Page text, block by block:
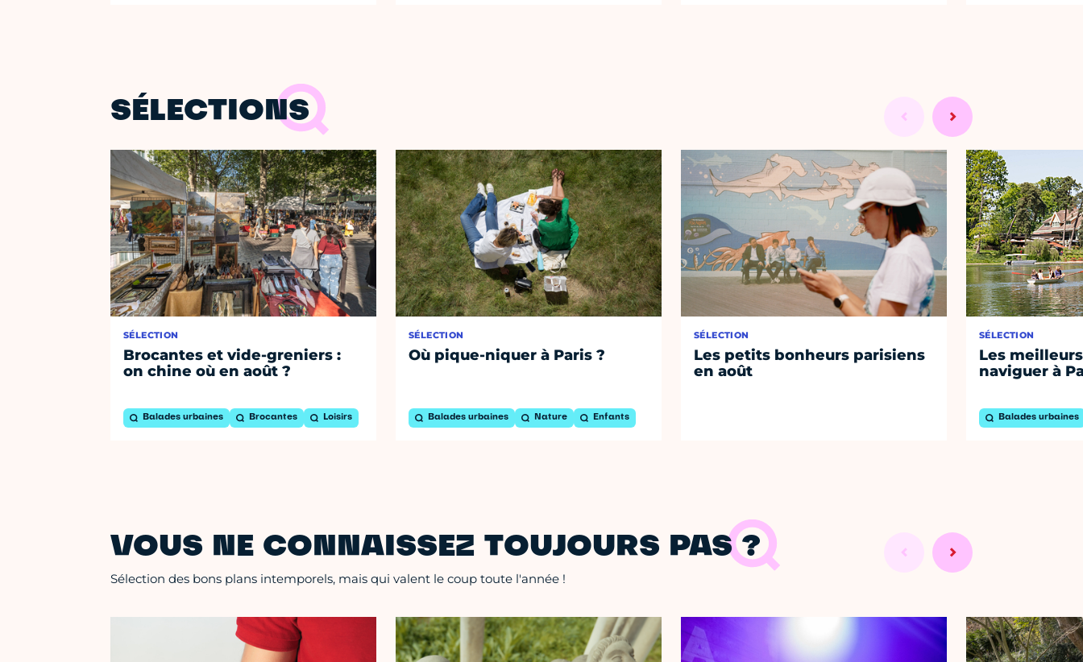
SÉLECTIONS
SÉLECTION
Brocantes et vide-greniers :
on chine où en août ?
Balades urbaines Brocantes Loisirs
SÉLECTION
Où pique-niquer à Paris ?
Balades urbaines Nature Enfants
SÉLECTION
Les petits bonheurs parisiens
en août
SÉLECTION
Les
naviguer à
Balades urbaines
VOUS NE CONNAISSEZ TOUJOURS PAS ?
Sélection des bons plans intemporels, mais qui valent le coup toute l'année !